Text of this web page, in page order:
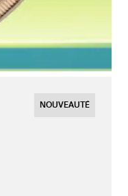
NOUVEAUTÉ